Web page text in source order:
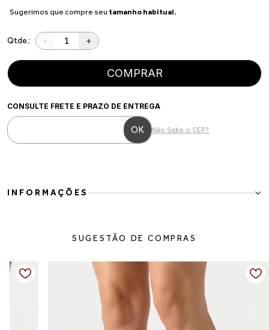
Sugerimos que compre seu tamanho habitual.
Qtde.: - +
COMPRAR
CONSULTE FRETE E PRAZO DE ENTREGA
Não Sabe o CEP?
INFORMAÇÕES
confere sofisticação e modernidade ao visual. Possui bico aberto, salto bloco
de 8 cm, solado compatível e palmilha macia, garantindo conforto e
ocasiões especiais.
8 cm (salto bloco)
SUGESTÃO DE COMPRAS